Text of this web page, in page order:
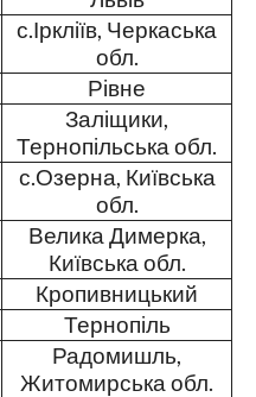
с.Іркліїв, Черкаська
обл.
Рівне
Заліщики,
Тернопільська обл.
с.Озерна, Київська
обл.
Велика Димерка,
Київська обл.
Кропивницький
Тернопіль
Радомишль,
Житомирська обл.